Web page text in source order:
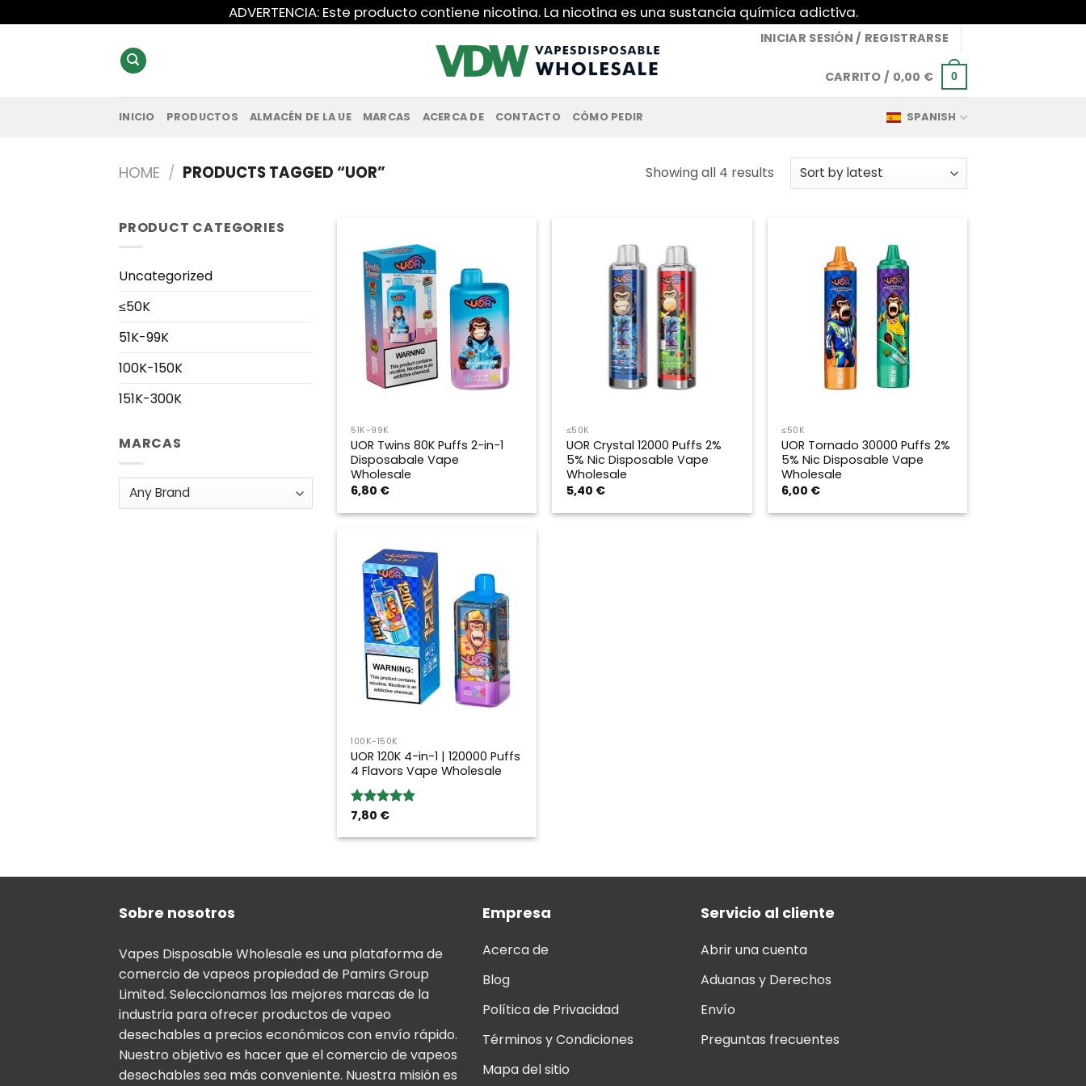
al
ADVERTENCIA: Este producto contiene nicotina. La nicotina es una sustancia química adictiva.
INICIAR SESIÓN / REGISTRARSE
CARRITO / 0,00 € 0
INICIO PRODUCTOS ALMACÉN DE LA UE MARCAS ACERCA DE CONTACTO CÓMO PEDIR SPANISH
HOME / PRODUCTS TAGGED “UOR” Showing all 4 resultsSorted
PRODUCT CATEGORIES
Uncategorized
≤50K
51K-99K
100K-150K
151K-300K
MARCAS
51K-99K
UOR Twins 80K Puffs 2-in-1
Disposabale Vape
Wholesale
6,80 €
≤50K
UOR Crystal 12000 Puffs 2%
5% Nic Disposable Vape
Wholesale
5,40 €
≤50K
UOR Tornado 30000 Puffs 2%
5% Nic Disposable Vape
Wholesale
6,00 €
100K-150K
UOR 120K 4-in-1 | 120000 Puffs
4 Flavors Vape Wholesale
Valoración:
5
7,80 €
Sobre nosotros
Vapes Disposable Wholesale es una plataforma de
comercio de vapeos propiedad de Pamirs Group
Limited. Seleccionamos las mejores marcas de la
industria para ofrecer productos de vapeo
desechables a precios económicos con envío rápido.
Nuestro objetivo es hacer que el comercio de vapeos
desechables sea más conveniente. Nuestra misión es
Empresa
Acerca de
Blog
Política de Privacidad
Términos y Condiciones
Mapa del sitio
Servicio al cliente
Abrir una cuenta
Aduanas y Derechos
Envío
Preguntas frecuentes